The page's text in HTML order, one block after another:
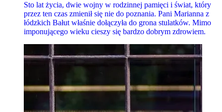
Sto lat życia, dwie wojny w rodzinnej pamięci i świat, który
przez ten czas zmienił się nie do poznania. Pani Marianna z
łódzkich Bałut właśnie dołączyła do grona stulatków. Mimo
imponującego wieku cieszy się bardzo dobrym zdrowiem.